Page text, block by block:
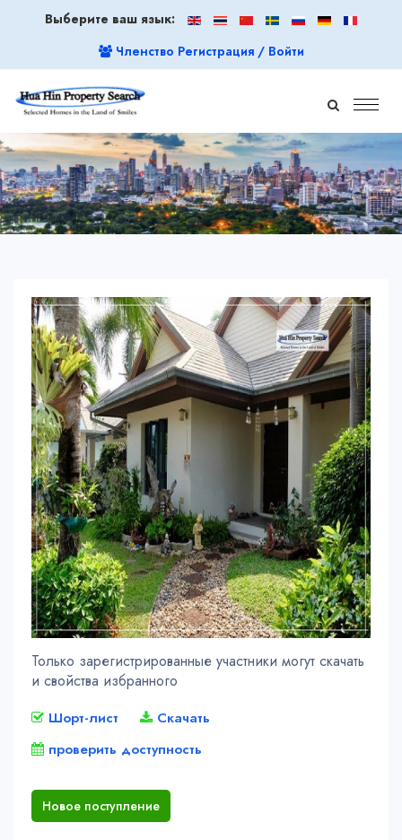
Выберите ваш язык:
Членство Регистрация / Войти
Только зарегистрированные участники могут скачать
и свойства избранного
Шорт-лист
Скачать
проверить доступность
Новое поступление